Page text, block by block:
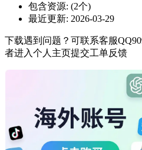
包含资源: (2个)
最近更新: 2026-03-29
下载遇到问题？可联系客服
者进入个人主页提交工单反馈